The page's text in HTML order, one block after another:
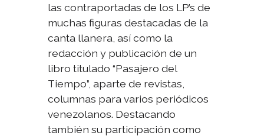
las contraportadas de los LP’s de
muchas figuras destacadas de la
canta llanera, así como la
redacción y publicación de un
libro titulado “Pasajero del
Tiempo”, aparte de revistas,
columnas para varios periódicos
venezolanos. Destacando
también su participación como